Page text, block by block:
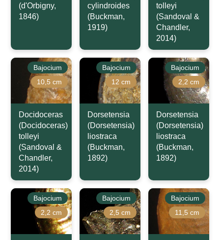
(d'Orbigny,
1846)
cylindroides
(Buckman,
1919)
tolleyi
(Sandoval &
Chandler,
2014)
Bajocium
10,5 cm
Docidoceras
(Docidoceras)
tolleyi
(Sandoval &
Chandler,
2014)
Bajocium
12 cm
Dorsetensia
(Dorsetensia)
liostraca
(Buckman,
1892)
Bajocium
2,2 cm
Dorsetensia
(Dorsetensia)
liostraca
(Buckman,
1892)
Bajocium
2,2 cm
Bajocium
2,5 cm
Bajocium
11,5 cm